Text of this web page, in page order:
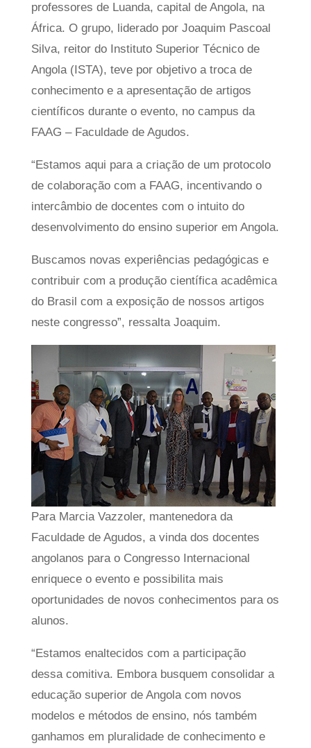
professores de Luanda, capital de Angola, na
África. O grupo, liderado por Joaquim Pascoal
Silva, reitor do Instituto Superior Técnico de
Angola (ISTA), teve por objetivo a troca de
conhecimento e a apresentação de artigos
científicos durante o evento, no campus da
FAAG – Faculdade de Agudos.
“Estamos aqui para a criação de um protocolo
de colaboração com a FAAG, incentivando o
intercâmbio de docentes com o intuito do
desenvolvimento do ensino superior em Angola.
Buscamos novas experiências pedagógicas e
contribuir com a produção científica acadêmica
do Brasil com a exposição de nossos artigos
neste congresso”, ressalta Joaquim.
Para Marcia Vazzoler, mantenedora da
Faculdade de Agudos, a vinda dos docentes
angolanos para o Congresso Internacional
enriquece o evento e possibilita mais
oportunidades de novos conhecimentos para os
alunos.
“Estamos enaltecidos com a participação
dessa comitiva. Embora busquem consolidar a
educação superior de Angola com novos
modelos e métodos de ensino, nós também
ganhamos em pluralidade de conhecimento e